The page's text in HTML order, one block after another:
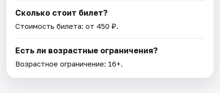
Сколько стоит билет?
Стоимость билета: от 450 ₽.
Есть ли возрастные ограничения?
Возрастное ограничение: 16+.